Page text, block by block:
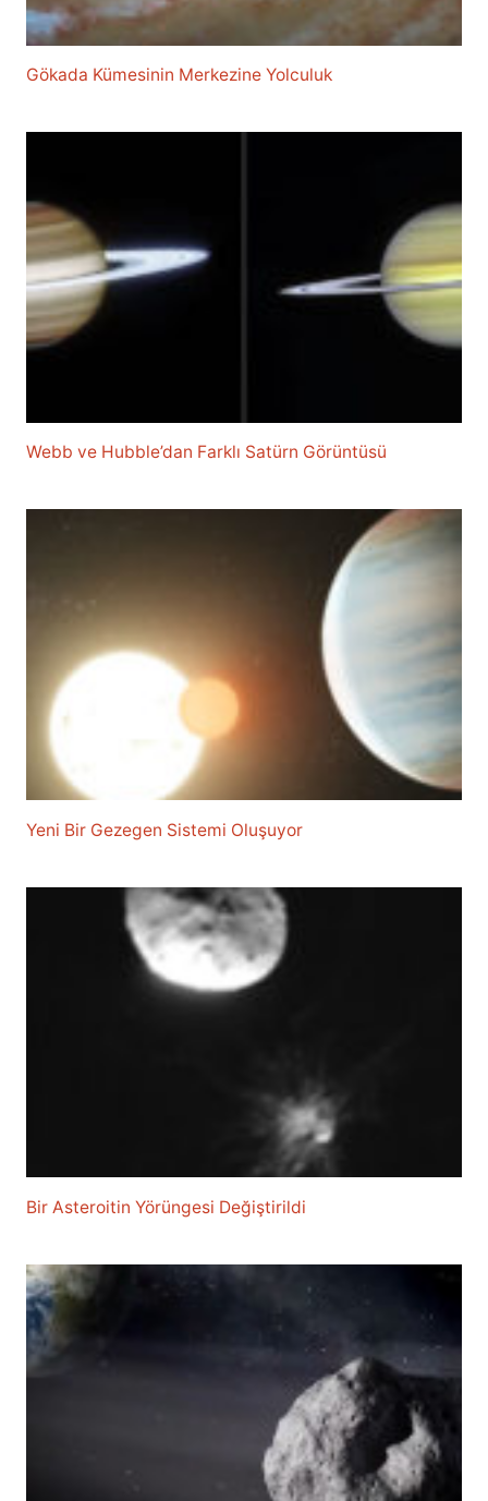
Gökada Kümesinin Merkezine Yolculuk
Webb ve Hubble’dan Farklı Satürn Görüntüsü
Yeni Bir Gezegen Sistemi Oluşuyor
Bir Asteroitin Yörüngesi Değiştirildi